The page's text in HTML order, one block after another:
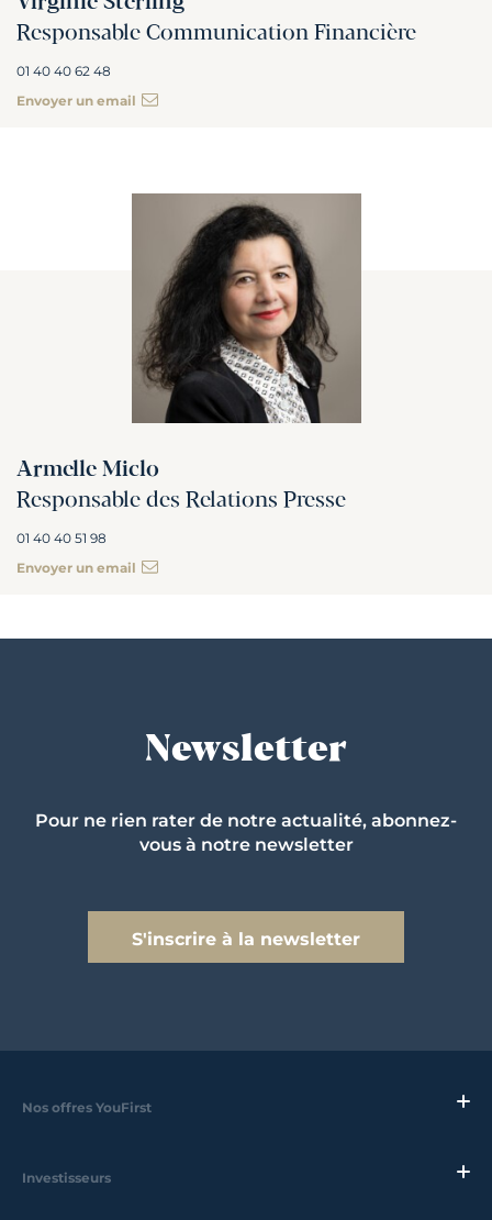
Responsable Communication Financière
01 40 40 62 48
Envoyer un email
Armelle Miclo
Responsable des Relations Presse
01 40 40 51 98
Envoyer un email
Newsletter
Pour ne rien rater de notre actualité, abonnez-
vous à notre newsletter
S'inscrire à la newsletter
Nos offres YouFirst
Investisseurs